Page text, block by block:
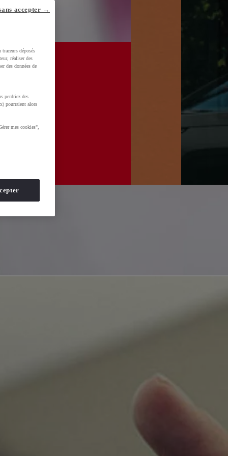
déposés
réaliser des
des données de
perdriez des
pourraient alors
mes cookies",
accepter →